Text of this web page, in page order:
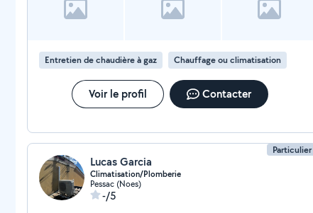
Entretien de chaudière à gaz Chauffage ou climatisation
Voir le profil Contacter
Particulier
Lucas Garcia
Climatisation/Plomberie
Pessac (Noes)
-/5